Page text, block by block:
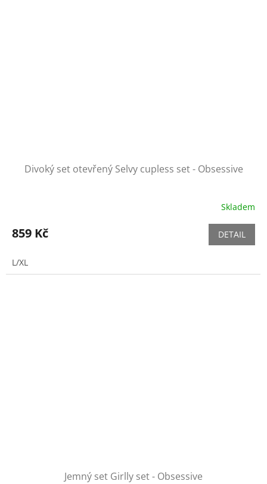
Divoký set otevřený Selvy cupless set - Obsessive
Skladem
859 Kč DETAIL
L/XL
Jemný set Girlly set - Obsessive